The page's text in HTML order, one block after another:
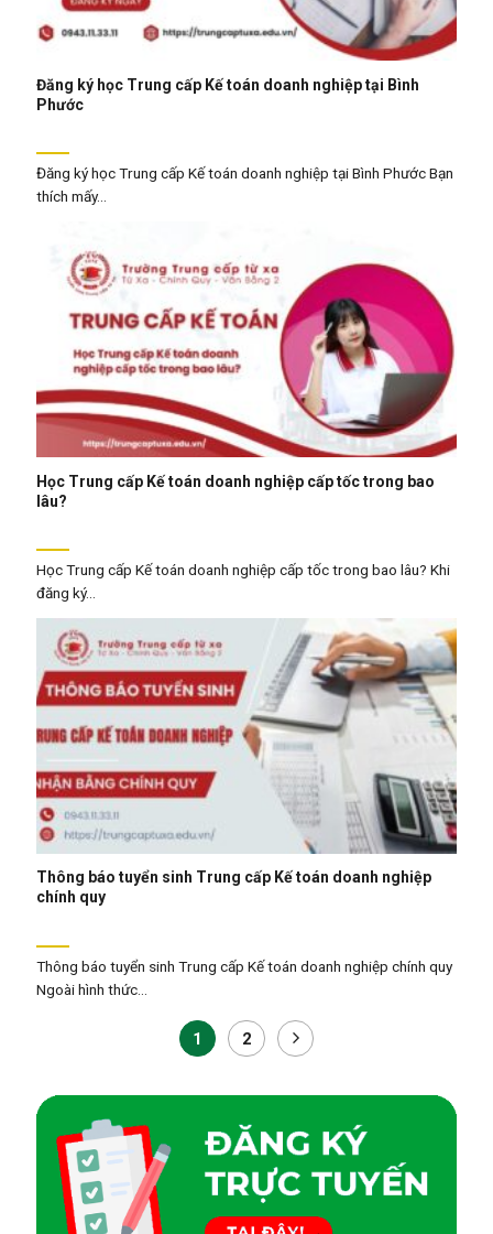
Đăng ký học Trung cấp Kế toán doanh nghiệp tại Bình
Phước
Đăng ký học Trung cấp Kế toán doanh nghiệp tại Bình Phước Bạn
thích mấy...
Học Trung cấp Kế toán doanh nghiệp cấp tốc trong bao
lâu?
Học Trung cấp Kế toán doanh nghiệp cấp tốc trong bao lâu? Khi
đăng ký...
Thông báo tuyển sinh Trung cấp Kế toán doanh nghiệp
chính quy
Thông báo tuyển sinh Trung cấp Kế toán doanh nghiệp chính quy
Ngoài hình thức...
1 2